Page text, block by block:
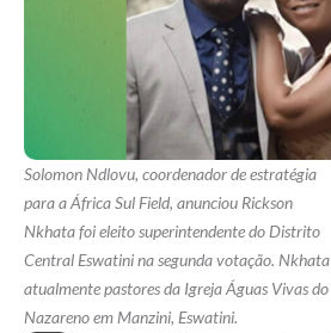
Solomon Ndlovu, coordenador de estratégia
para a África Sul Field, anunciou Rickson
Nkhata foi eleito superintendente do Distrito
Central Eswatini na segunda votação. Nkhata
atualmente pastores da Igreja Águas Vivas do
Nazareno em Manzini, Eswatini.